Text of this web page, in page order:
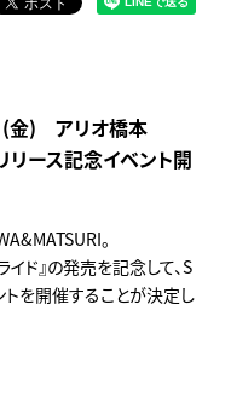
(金) アリオ橋本
リース記念イベント開
。
ド』の発売を記念して、S
トを開催することが決定し